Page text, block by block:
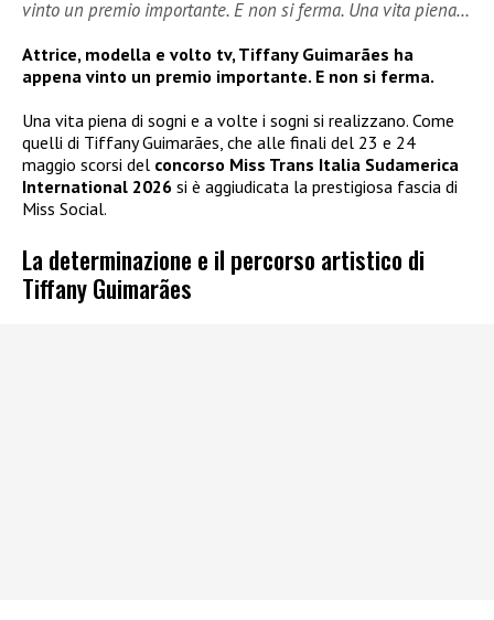
vinto un premio importante. E non si ferma. Una vita piena…
Attrice, modella e volto tv, Tiffany Guimarães ha
appena vinto un premio importante. E non si ferma.
Una vita piena di sogni e a volte i sogni si realizzano. Come
quelli di Tiffany Guimarães, che alle finali del 23 e 24
maggio scorsi del concorso Miss Trans Italia Sudamerica
International 2026 si è aggiudicata la prestigiosa fascia di
Miss Social.
La determinazione e il percorso artistico di
Tiffany Guimarães